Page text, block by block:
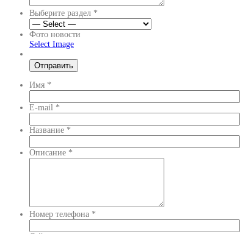
Выберите раздел *
Фото новости
Select Image
Имя *
E-mail *
Название *
Описание *
Номер телефона *